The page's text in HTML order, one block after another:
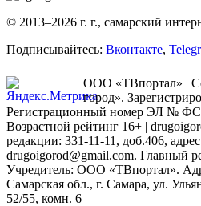
© 2013–2026 г. г., самарский
Подписывайтесь: Вконтакте,
ООО «ТВпортал» |
город».
Регистрационный номер ЭЛ № ФС
Возрастной рейтинг 16+ |
редакции: 331-11-11, доб.406,
drugoigorod@gmail.com. Главный
Учредитель: ООО «ТВпортал».
Самарская обл., г. Самара, ул.
52/55, комн. 6